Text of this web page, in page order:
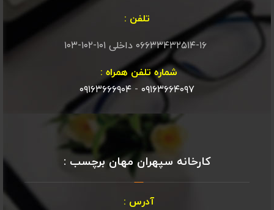
تلفن :
۰۶۶۳۳۴۳۲۵۱۴-۱۶ داخلی ۱۰۱-۱۰۲-۱۰۳
شماره تلفن همراه :
۰۹۱۶۳۶۶۴۰۹۷ - ۰۹۱۶۳۶۶۶۹۰۴
کارخانه سپهران مهان برچسب :
آدرس :